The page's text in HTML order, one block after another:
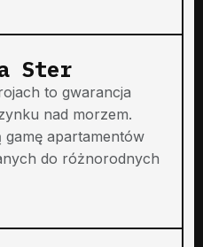
Ster
to gwarancja
nad morzem.
apartamentów
do różnorodnych